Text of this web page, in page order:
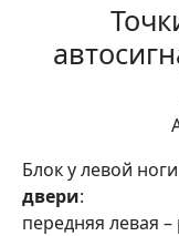
Блок у левой
двери:
передняя левая